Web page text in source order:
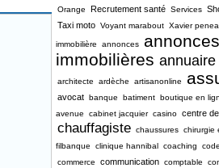
Orange
Recrutement santé Services
Taxi moto Voyant marabout Xavier
immobilière annonces
annonces
immobilières annuaire
architecte ardèche artisanonline
avocat banque batiment boutique en
avenue
cabinet jacquier casino centre
chauffagiste chaussures chirurgie
filbanque
clinique hannibal coaching
commerce
communication comptable